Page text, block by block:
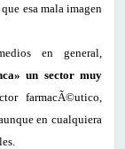
esa mala imagen
en general,
un sector muy
farmacÃ©utico,
en cualquiera